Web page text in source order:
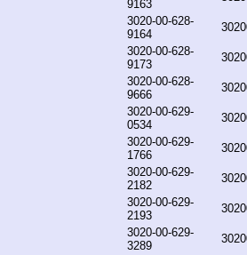
9163
3020-00-628-
9164
3020-00-628-
9173
3020-00-628-
9666
3020-00-629-
0534
3020-00-629-
1766
3020-00-629-
2182
3020-00-629-
2193
3020-00-629-
3289